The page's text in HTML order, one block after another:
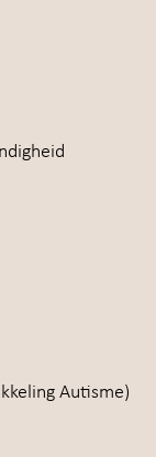
Autisme)